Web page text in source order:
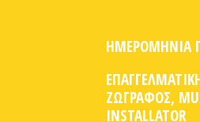
ΗΜΕΡΟΜΗΝΙΑ
ΖΩΓΡΑΦΟΣ,
INSTALLATOR